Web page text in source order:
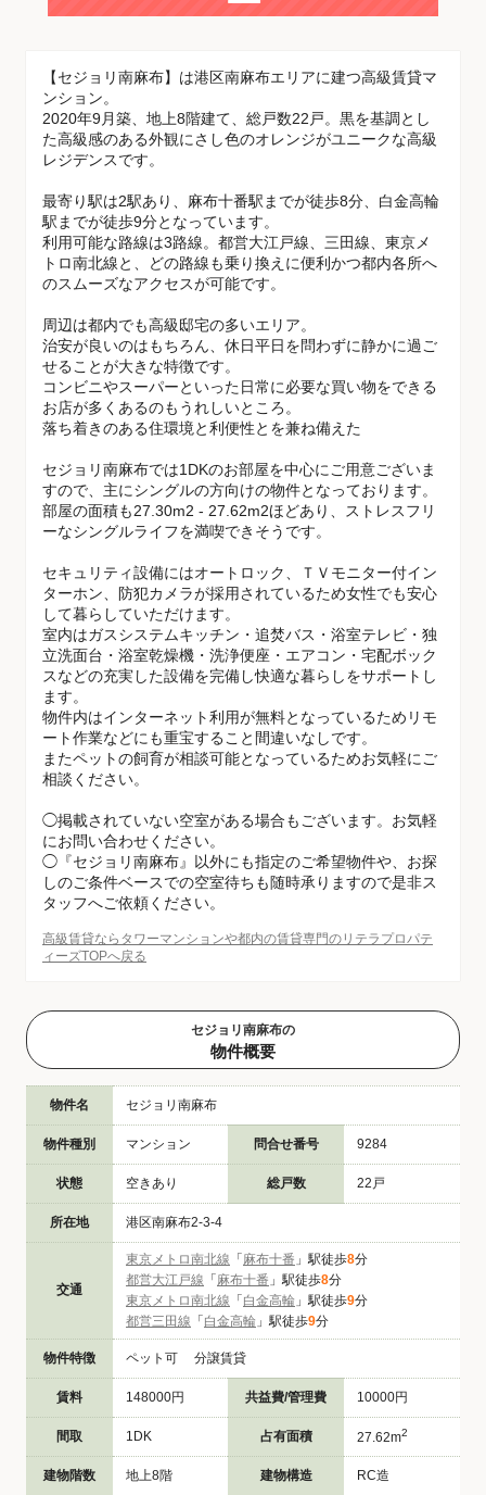
【セジョリ南麻布】は港区南麻布エリアに建つ高級賃貸マ
ンション。
2020年9月築、地上8階建て、総戸数22戸。黒を基調とし
た高級感のある外観にさし色のオレンジがユニークな高級
レジデンスです。
最寄り駅は2駅あり、麻布十番駅までが徒歩8分、白金高輪
駅までが徒歩9分となっています。
利用可能な路線は3路線。都営大江戸線、三田線、東京メ
トロ南北線と、どの路線も乗り換えに便利かつ都内各所へ
のスムーズなアクセスが可能です。
周辺は都内でも高級邸宅の多いエリア。
治安が良いのはもちろん、休日平日を問わずに静かに過ご
せることが大きな特徴です。
コンビニやスーパーといった日常に必要な買い物をできる
お店が多くあるのもうれしいところ。
落ち着きのある住環境と利便性とを兼ね備えた
セジョリ南麻布では1DKのお部屋を中心にご用意ございま
すので、主にシングルの方向けの物件となっております。
部屋の面積も27.30m2 - 27.62m2ほどあり、ストレスフリ
ーなシングルライフを満喫できそうです。
セキュリティ設備にはオートロック、ＴＶモニター付イン
ターホン、防犯カメラが採用されているため女性でも安心
して暮らしていただけます。
室内はガスシステムキッチン・追焚バス・浴室テレビ・独
立洗面台・浴室乾燥機・洗浄便座・エアコン・宅配ボック
スなどの充実した設備を完備し快適な暮らしをサポートし
ます。
物件内はインターネット利用が無料となっているためリモ
ート作業などにも重宝すること間違いなしです。
またペットの飼育が相談可能となっているためお気軽にご
相談ください。
◯掲載されていない空室がある場合もございます。お気軽
にお問い合わせください。
◯『セジョリ南麻布』以外にも指定のご希望物件や、お探
しのご条件ベースでの空室待ちも随時承りますので是非ス
タッフへご依頼ください。
高級賃貸ならタワーマンションや都内の賃貸専門のリテラプロパテ
ィーズTOPへ戻る
セジョリ南麻布の
物件概要
物件名 セジョリ南麻布
物件種別 マンション 問合せ番号 9284
状態 空きあり 総戸数 22戸
所在地 港区南麻布2-3-4
交通
東京メトロ南北線 「 麻布十番 」駅徒歩8分
都営大江戸線 「 麻布十番 」駅徒歩8分
東京メトロ南北線 「 白金高輪 」駅徒歩9分
都営三田線 「 白金高輪 」駅徒歩9分
物件特徴 ペット可 分譲賃貸
賃料 148000円 共益費/管理費 10000円
間取 1DK 占有面積 27.62m2
建物階数 地上8階 建物構造 RC造